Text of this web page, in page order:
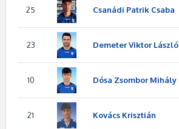
25 Csanádi Patrik Csaba
23 Demeter Viktor László
10 Dósa Zsombor Mihály
21 Kovács Krisztián